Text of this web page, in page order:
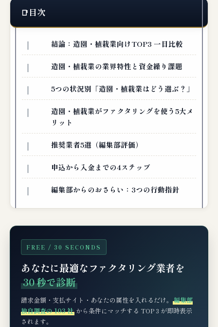
目次
結論：造園・植栽業向けTOP3 一目比較
造園・植栽業の業界特性と資金繰り課題
5つの状況別「造園・植栽業はどう選ぶ？」
造園・植栽業がファクタリングを使う5大メ
リット
推奨業者5選（編集部評価）
申込から入金までの4ステップ
編集部からのおさらい：3つの行動指針
FREE / 30 SECONDS
あなたに最適なファクタリング業者を
30 秒で診断
請求金額・支払サイト・あなたの属性を入れるだけ。 編集部
独自調査の 103 社 から条件にマッチする TOP 3 が即時表示
されます。